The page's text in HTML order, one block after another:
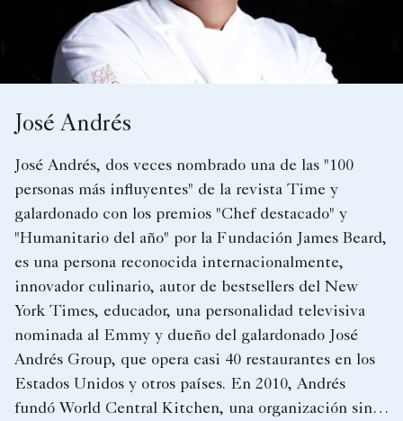
José Andrés
José Andrés, dos veces nombrado una de las "100
personas más influyentes" de la revista Time y
galardonado con los premios "Chef destacado" y
"Humanitario del año" por la Fundación James Beard,
es una persona reconocida internacionalmente,
innovador culinario, autor de bestsellers del New
York Times, educador, una personalidad televisiva
nominada al Emmy y dueño del galardonado José
Andrés Group, que opera casi 40 restaurantes en los
Estados Unidos y otros países. En 2010, Andrés
fundó World Central Kitchen, una organización sin